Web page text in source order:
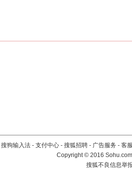
搜狗输入法 - 支付中心 - 搜狐招聘 - 广告服务 - 客
Copyright©2016
搜狐不良信息举